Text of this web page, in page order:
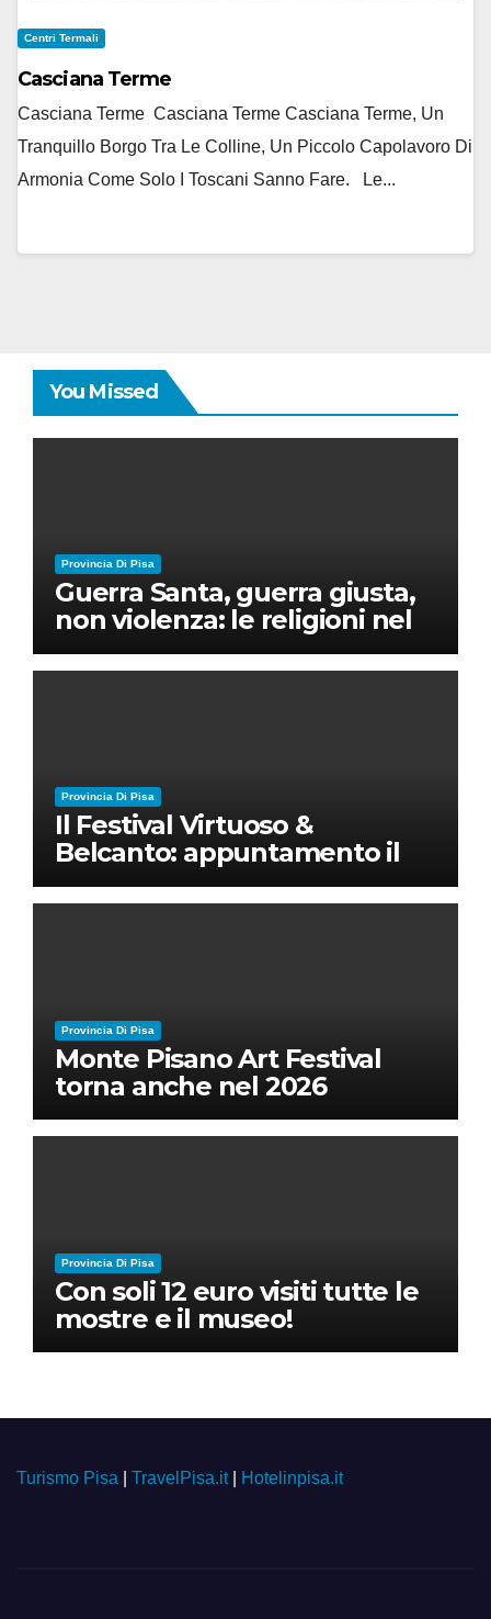
Centri Termali
Casciana Terme
Casciana Terme Casciana Terme Casciana Terme, Un
Tranquillo Borgo Tra Le Colline, Un Piccolo Capolavoro Di
Armonia Come Solo I Toscani Sanno Fare. Le...
You Missed
Provincia Di Pisa
Guerra Santa, guerra giusta,
non violenza: le religioni nel
nuovo disordine mondiale
Provincia Di Pisa
Il Festival Virtuoso &
Belcanto: appuntamento il
28 luglio a Palazzo Blu con
Ruben Micieli
Provincia Di Pisa
Monte Pisano Art Festival
torna anche nel 2026
Provincia Di Pisa
Con soli 12 euro visiti tutte le
mostre e il museo!
Turismo Pisa TravelPisa.it| Hotelinpisa.it